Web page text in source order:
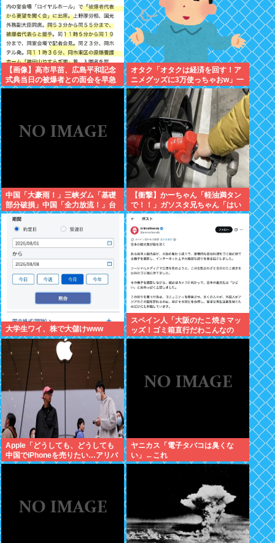
【画像】高市早苗、広島平和記念
式典当日の被爆者との面会を早急
に切り上げた理由は午後から東京
オタク「オタクは経済を回す！ア
ニメグッズに3万使っちゃおw」一
般人「車に500万、家に3000万、
観光して5万、交際費に5万」
中国「大豪雨！」三峡ダム「基礎
部分破損」中国「全力放流！」台
風13号「中国上陸予測」台風15号
「中国接近（画像」中国「台風同
時上陸！（穀物生産が壊滅危機」
【衝撃】かーちゃん「軽油満タン
で！！」ガソスタ兄ちゃん「はい
(レギュラーの間違いだろな…)」
⇒結果ｗｗ
大学生ワイ、株で大儲けwww
スペイン人「大阪のたこ焼きマッ
ッズ！ゴミ箱直行だわこんなの
w」←大炎上してしまう
Apple「どうしても、どうしても
中国でiPhoneを売りたい…アリバ
バさん提携しよ！」中国AI企業に
ヤニカス「電子タバコは臭くな
い」←これ